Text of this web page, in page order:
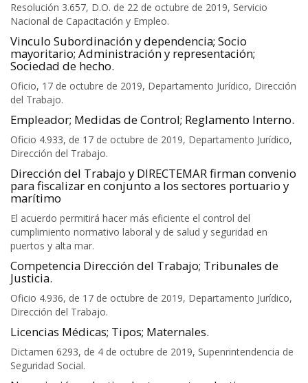
Resolución 3.657, D.O. de 22 de octubre de 2019, Servicio
Nacional de Capacitación y Empleo.
Vinculo Subordinación y dependencia; Socio
mayoritario; Administración y representación;
Sociedad de hecho.
Oficio, 17 de octubre de 2019, Departamento Jurídico, Dirección
del Trabajo.
Empleador; Medidas de Control; Reglamento Interno.
Oficio 4.933, de 17 de octubre de 2019, Departamento Jurídico,
Dirección del Trabajo.
Dirección del Trabajo y DIRECTEMAR firman convenio
para fiscalizar en conjunto a los sectores portuario y
marítimo
El acuerdo permitirá hacer más eficiente el control del
cumplimiento normativo laboral y de salud y seguridad en
puertos y alta mar.
Competencia Dirección del Trabajo; Tribunales de
Justicia.
Oficio 4.936, de 17 de octubre de 2019, Departamento Jurídico,
Dirección del Trabajo.
Licencias Médicas; Tipos; Maternales.
Dictamen 6293, de 4 de octubre de 2019, Supenrintendencia de
Seguridad Social.